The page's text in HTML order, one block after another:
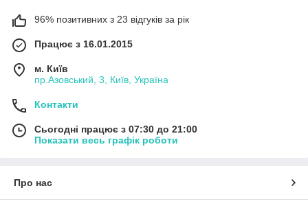
96% позитивних з 23 відгуків за рік
Працює з 16.01.2015
м. Київ
пр.Азовський, 3, Київ, Україна
Контакти
Сьогодні працює з 07:30 до 21:00
Показати весь графік роботи
Про нас